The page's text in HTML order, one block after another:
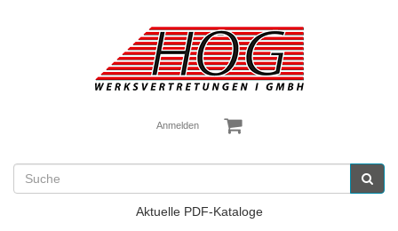
Anmelden
Aktuelle PDF-Kataloge